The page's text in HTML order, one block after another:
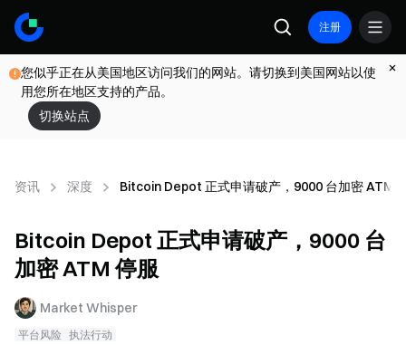
注册
您似乎正在从美国地区访问我们的网站。请切换到美国网站以使
用您所在地区支持的产品。
切换站点
资讯 深度 Bitcoin Depot 正式申请破产，9000 台加密 ATM
Bitcoin Depot 正式申请破产，9000 台
加密 ATM 停服
Market Whisper
平台风险 执法行动